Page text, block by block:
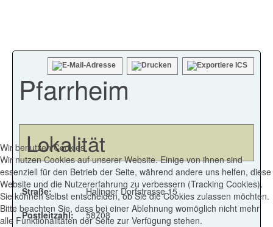
Pfarrheim
Lokalität
Straße:
Halinger Dorfstrasse 15
Postleitzahl:
58708
Wir benutzen Cookies
Wir nutzen Cookies auf unserer Website. Einige von ihnen sind
essenziell für den Betrieb der Seite, während andere uns helfen, diese
Website und die Nutzererfahrung zu verbessern (Tracking Cookies).
Sie können selbst entscheiden, ob Sie die Cookies zulassen möchten.
Bitte beachten Sie, dass bei einer Ablehnung womöglich nicht mehr
alle Funktionalitäten der Seite zur Verfügung stehen.